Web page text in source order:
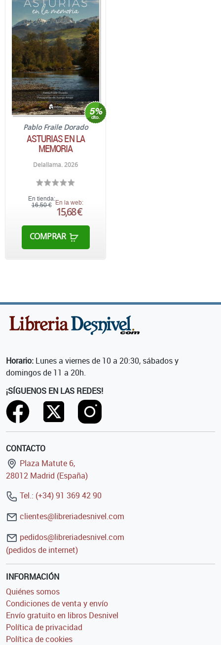
Pablo Fraile Dorado
ASTURIAS EN LA
MEMORIA
Delallama. 2026
En tienda:
16,50 € En la web:
15,68 €
COMPRAR
Horario: Lunes a viernes de 10 a 20:30, sábados y
domingos de 11 a 20h.
¡SÍGUENOS EN LAS REDES!
CONTACTO
Plaza Matute 6,
28012 Madrid (España)
Tel.: (+34) 91 369 42 90
clientes@libreriadesnivel.com
pedidos@libreriadesnivel.com
(pedidos de internet)
INFORMACIÓN
Quiénes somos
Condiciones de venta y envío
Envío gratuito en libros Desnivel
Política de privacidad
Política de cookies